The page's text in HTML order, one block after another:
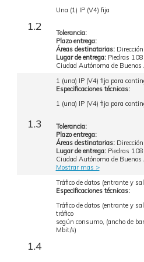
1.2
Una (1) IP (V4) fija
Tolerancia:
Plazo entrega:
Áreas destinatarias:
Lugar de entrega: Piedras
Ciudad Autónoma de Buenos
1.3
1 (una) IP (V4) fija para
Especificaciones técnicas:
1 (una) IP (V4) fija para
Tolerancia:
Plazo entrega:
Áreas destinatarias:
Lugar de entrega: Piedras
Ciudad Autónoma de Buenos
Mostrar mas >
1.4
Tráfico de datos (entrante y
Especificaciones técnicas:
Tráfico de datos (entrante y
tráfico
según consumo, (ancho de
Mbit/s)